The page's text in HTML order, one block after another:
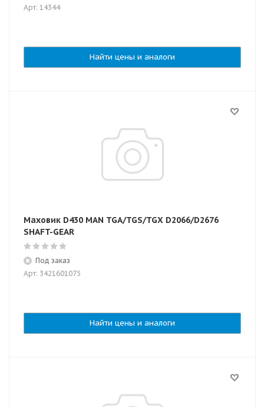
Арт: 14344
Найти цены и аналоги
Маховик D430 MAN TGA/TGS/TGX D2066/D2676
SHAFT-GEAR
Под заказ
Арт: 3421601075
Найти цены и аналоги